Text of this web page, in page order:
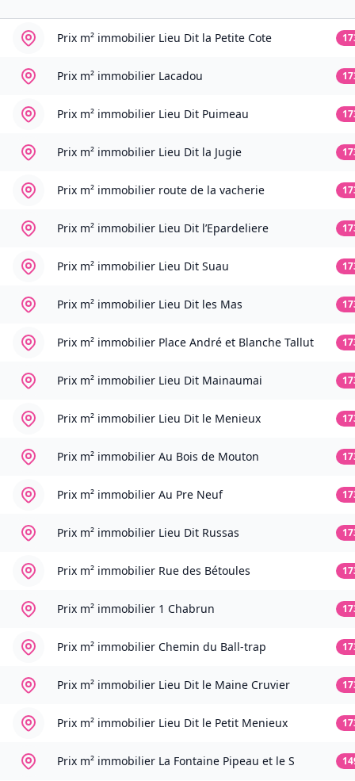
Prix m² immobilier Lieu Dit la Petite Cote
Prix m² immobilier Lacadou
Prix m² immobilier Lieu Dit Puimeau
Prix m² immobilier Lieu Dit la Jugie
Prix m² immobilier route de la vacherie
Prix m² immobilier Lieu Dit l’Epardeliere
Prix m² immobilier Lieu Dit Suau
Prix m² immobilier Lieu Dit les Mas
Prix m² immobilier Place André et Blanche Tallut
Prix m² immobilier Lieu Dit Mainaumai
Prix m² immobilier Lieu Dit le Menieux
Prix m² immobilier Au Bois de Mouton
Prix m² immobilier Au Pre Neuf
Prix m² immobilier Lieu Dit Russas
Prix m² immobilier Rue des Bétoules
Prix m² immobilier 1 Chabrun
Prix m² immobilier Chemin du Ball-trap
Prix m² immobilier Lieu Dit le Maine Cruvier
Prix m² immobilier Lieu Dit le Petit Menieux
Prix m² immobilier La Fontaine Pipeau et le S